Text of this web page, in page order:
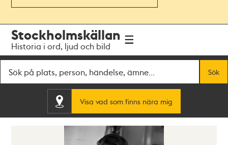
navigationen
huvudinnehållet
Stockholmskällan
Historia i ord, ljud och bild
Sök
Visa vad som finns nära mig